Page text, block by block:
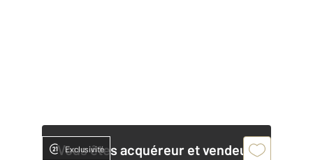
Vous êtes acquéreur et vendeur,
Exclusivité